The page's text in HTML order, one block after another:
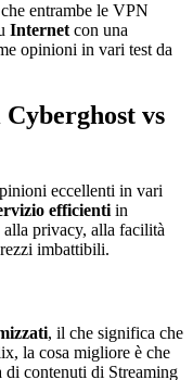
entrambe le VPN
Internet con una
opinioni in vari test da
vs
eccellenti in vari
efficienti in
privacy, alla facilità
imbattibili.
, il che significa che
la cosa migliore è che
di contenuti di Streaming